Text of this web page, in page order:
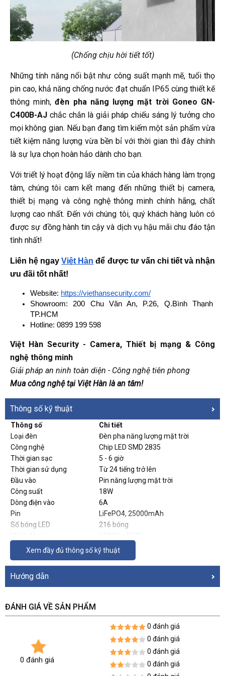
(Chống chịu hời tiết tốt)
Những tính năng nổi bật như công suất mạnh mẽ, tuổi thọ
pin cao, khả năng chống nước đạt chuẩn IP65 cùng thiết kế
thông minh,đèn pha năng lượng mặt trời Goneo GN-
C400B-AJ chắc chắn là giải pháp chiếu sáng lý tưởng cho
mọi không gian. Nếu bạn đang tìm kiếm một sản phẩm vừa
tiết kiệm năng lượng vừa bền bỉ với thời gian thì đây chính
là sự lựa chọn hoàn hảo dành cho bạn.
Với triết lý hoạt động lấy niềm tin của khách hàng làm trọng
tâm, chúng tôi cam kết mang đến những thiết bị camera,
thiết bị mạng và công nghệ thông minh chính hãng, chất
lượng cao nhất. Đến với chúng tôi, quý khách hàng luôn có
được sự đồng hành tin cậy và dịch vụ hậu mãi chu đáo tận
tình nhất!
Liên hệ ngay Việt Hàn để được tư vấn chi tiết và nhận
ưu đãi tốt nhất!
Website: https://viethansecurity.com/
Showroom: 200 Chu Văn An, P.26, Q.Bình Thạnh
TP.HCM
Hotline: 0899 199 598
Việt Hàn Security - Camera, Thiết bị mạng & Công
nghệ thông minh
Giải pháp an ninh toàn diện - Công nghệ tiên phong
Mua công nghệ tại Việt Hàn là an tâm!
Thông số kỹ thuật
Thông số
Chi tiết
Loại đèn
Đèn pha năng lượng mặt trời
Công nghệ
Chip LED SMD 2835
Thời gian sạc
5 - 6 giờ
Thời gian sử dụng
Từ 24 tiếng trở lên
Đầu vào
Pin năng lượng mặt trời
Công suất
18W
Dòng điện vào
6A
Pin
LiFePO4, 25000mAh
Số bóng LED
216 bóng
Ánh sáng đèn
Ánh sáng trắng
Chỉ số hoàn màu (CRI)
Hãng không công bố
Chiều cao lắp đặt khuyến
5m
Điều khiển
Nhiệt độ hoạt động
Nhựa ABS + kính cường lực
Tự động bật khi trời tối, tắt khi trời
sáng
Có đèn báo sạc
Chế độ hẹn giờ
Xem đầy đủ thông số kỹ thuật
Hướng dẫn
ĐÁNH GIÁ VỀ SẢN PHẨM
0 đánh giá
0 đánh giá
0 đánh giá
0 đánh giá
0 đánh giá